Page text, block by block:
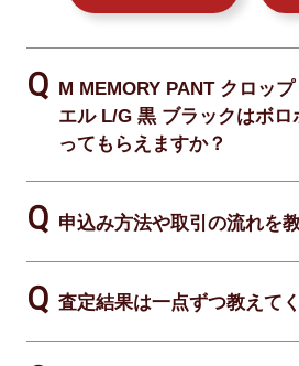
M MEMORY PANT クロッ
エル L/G 黒 ブラックはボロ
ってもらえますか？
申込み方法や取引の流れを
査定結果は一点ずつ教えて